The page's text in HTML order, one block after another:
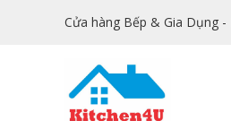
Cửa hàng Bếp & Gia Dụng -